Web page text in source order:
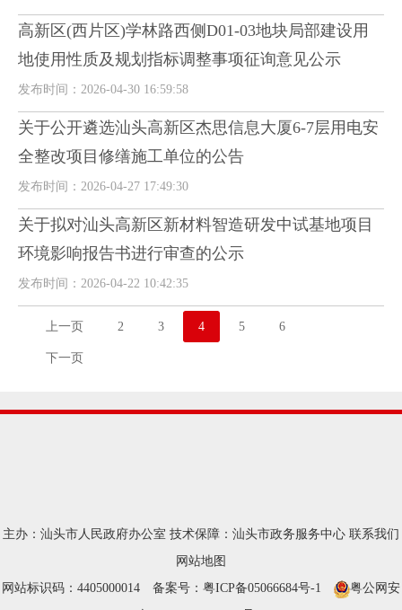
高新区(西片区)学林路西侧D01-03地块局部建设用
地使用性质及规划指标调整事项征询意见公示
发布时间：2026-04-30 16:59:58
关于公开遴选汕头高新区杰思信息大厦6-7层用电安
全整改项目修缮施工单位的公告
发布时间：2026-04-27 17:49:30
关于拟对汕头高新区新材料智造研发中试基地项目
环境影响报告书进行审查的公示
发布时间：2026-04-22 10:42:35
上一页 2 3 4 5 6
下一页
主办：汕头市人民政府办公室 技术保障：汕头市政务服务中心 联系我们
网站地图
网站标识码：4405000014
备案号：粤ICP备05066684号-1
粤公网安